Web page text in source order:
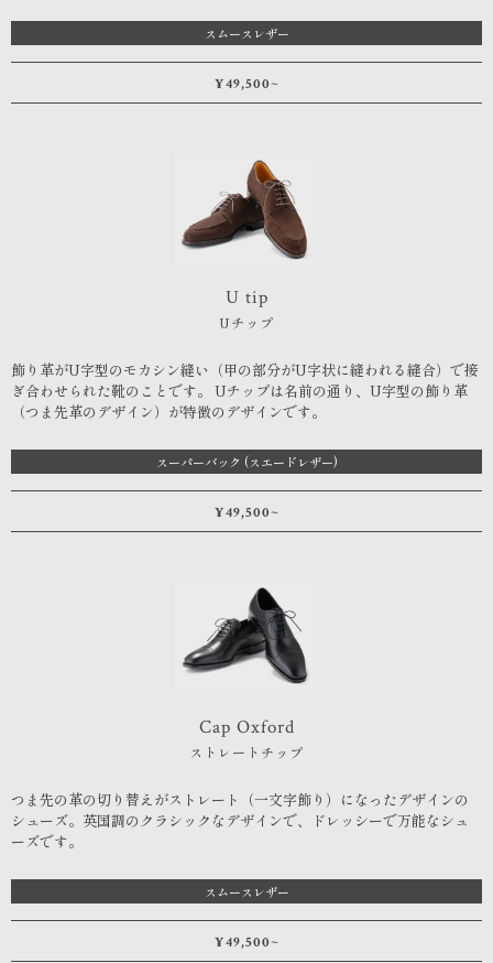
スムースレザー
¥49,500~
Uチップ
U tip
飾り革がU字型のモカシン縫い（甲の部分がU字状に縫われる縫合）で接
ぎ合わせられた靴のことです。 Uチップは名前の通り、U字型の飾り革
（つま先革のデザイン）が特徴のデザインです。
スーパーバック (スエードレザー)
¥49,500~
ストレートチップ
Cap Oxford
つま先の革の切り替えがストレート（一文字飾り）になったデザインの
シューズ。英国調のクラシックなデザインで、ドレッシーで万能なシュ
ーズです。
スムースレザー
¥49,500~